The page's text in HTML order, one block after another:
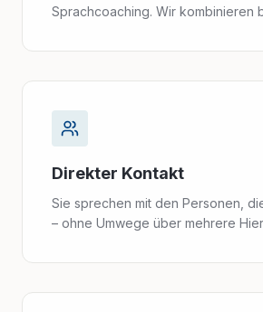
Sprachcoaching. Wir kombinieren
Direkter Kontakt
Sie sprechen mit den Personen,
– ohne Umwege über mehrere